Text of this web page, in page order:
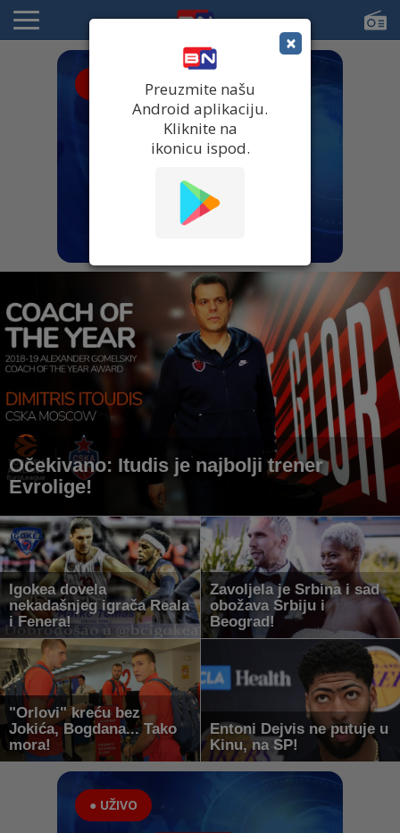
Očekivano: Itudis je najbolji trener
Evrolige!
Igokea dovela
nekadašnjeg igrača Reala
i Fenera!
Zavoljela je Srbina i sad
obožava Srbiju i
Beograd!
"Orlovi" kreću bez
Jokića, Bogdana... Tako
mora!
Entoni Dejvis ne putuje u
Kinu, na SP!
● UŽIVO
×
Preuzmite našu
Android aplikaciju.
Kliknite na
ikonicu ispod.